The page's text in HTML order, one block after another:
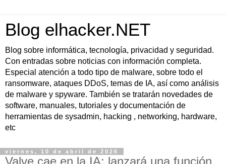
Blog elhacker.NET
Blog sobre informática, tecnología, privacidad y seguridad.
Con entradas sobre noticias con información completa.
Especial atención a todo tipo de malware, sobre todo el
ransomware, ataques DDoS, temas de IA, así como análisis
de malware y spyware. También se tratarán novedades de
software, manuales, tutoriales y documentación de
herramientas de sysadmin, hacking , networking, hardware,
etc
viernes, 10 de abril de 2026
Valve cae en la IA: lanzará una función